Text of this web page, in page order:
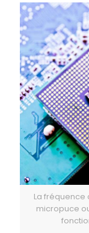
La fréquence
micropuce